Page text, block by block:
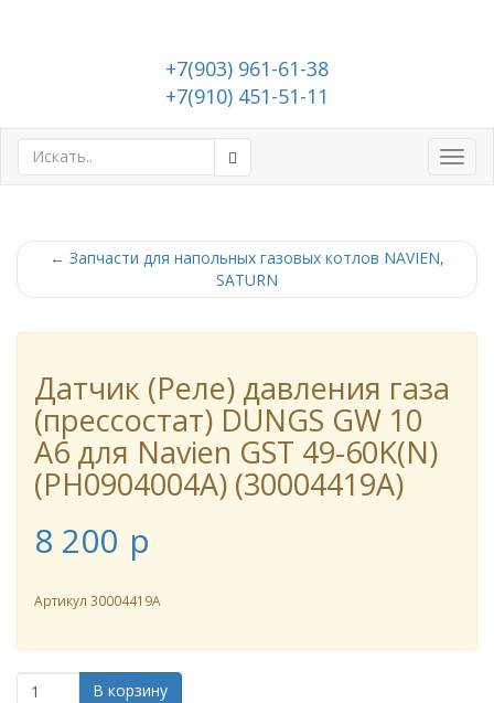
+7(903) 961-61-38
+7(910) 451-51-11
← Запчасти для напольных газовых котлов NAVIEN,
SATURN
Датчик (Реле) давления газа
(прессостат) DUNGS GW 10
A6 для Navien GST 49-60K(N)
(PH0904004A) (30004419A)
8 200 p
Артикул 30004419A
В корзину